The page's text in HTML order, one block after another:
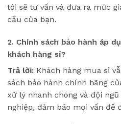
tôi sẽ tư vấn và đưa ra mức
cầu của bạn.
2. Chính sách bảo hành áp
khách hàng sỉ?
Trả lời: Khách hàng mua sỉ
sách bảo hành chính hãng
xử lý nhanh chóng và đội
nghiệp, đảm bảo mọi vấn đề